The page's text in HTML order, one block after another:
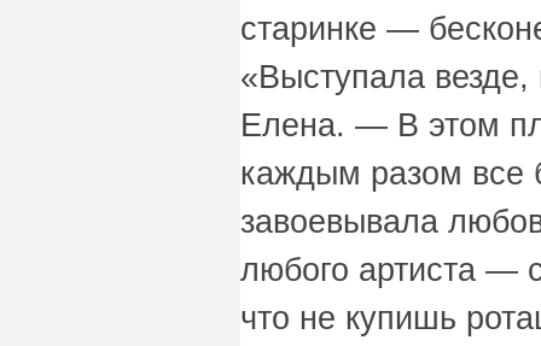
старинке —
«Выступала
Елена. — В этом
каждым разом все
завоевывала
любого артиста —
что не купишь